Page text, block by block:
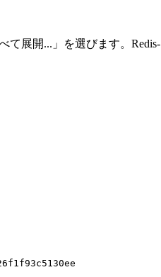
て展開...」を選びます。Redis-